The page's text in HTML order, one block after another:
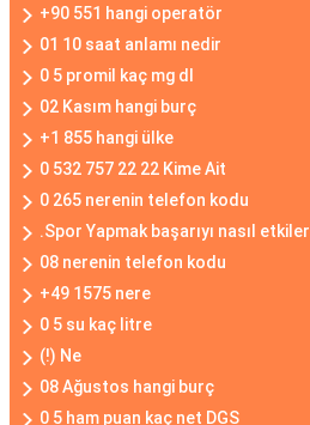
+90 551 hangi operatör
01 10 saat anlamı nedir
0 5 promil kaç mg dl
02 Kasım hangi burç
+1 855 hangi ülke
0 532 757 22 22 Kime Ait
0 265 nerenin telefon kodu
.Spor Yapmak başarıyı nasıl etkiler
08 nerenin telefon kodu
+49 1575 nere
0 5 su kaç litre
(!) Ne
08 Ağustos hangi burç
0 5 ham puan kaç net DGS